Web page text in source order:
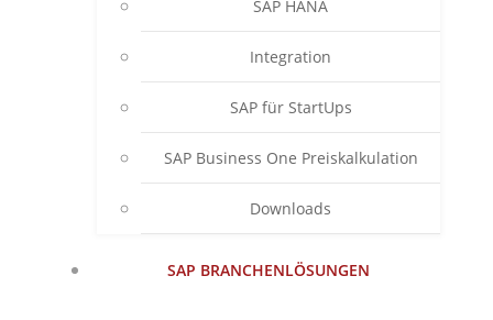
SAP HANA
Integration
SAP für StartUps
SAP Business One Preiskalkulation
Downloads
SAP BRANCHENLÖSUNGEN